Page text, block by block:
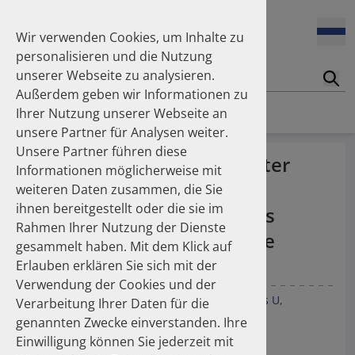
Homepage Publikationen
Feldt Sandra
Fischer Laura
Franzmann Alexandra
Freudewald Leonard G.
Friedland Kristina
Friis Robert
Ganso Matthias
Goebel Ralf
Götzinger Felix
Gradl Gabriele
Griese-Mammen Nina
Hadji Peyman
Haehling Stephan
Haidinger Gerald
Hansen Kerstin
Heinemann Axel
Heinemann Lutz
den Hausmüll?
17.04.2026
Das Potenzial des DAPI zur Unterstützung der
Apothekerkammern – Was ist das DAPI?
07.04.2026
Trends in use of antipsychotics in Germany 2014–2024: a
nationwide population-based study
25.11.2025
Increasing use of non-statin and combination lipid-
lowering therapies 2012–2025: a nationwide study
23.10.2025
Inhaler use and their carbon footprint in Germany: a 10-
year analysis (2013–2022)
“Dear Doctor” Warning Letter
(Rote-Hand-Brief) on
Hydrochlorothiazide and Its
Impact on Antihypertensive
Prescription
Mahfoud F Kieble M Enners S Werning J
Laufs U
Millenaar D Böhm M Kintscher U Schulz M
Dtsch Arztebl Int 2020; 117: 687–8.
Wir verwenden Cookies, um Inhalte zu
personalisieren und die Nutzung
unserer Webseite zu analysieren.
Außerdem geben wir Informationen zu
Ihrer Nutzung unserer Webseite an
unsere Partner für Analysen weiter.
Unsere Partner führen diese
Informationen möglicherweise mit
weiteren Daten zusammen, die Sie
ihnen bereitgestellt oder die sie im
Rahmen Ihrer Nutzung der Dienste
gesammelt haben. Mit dem Klick auf
Erlauben erklären Sie sich mit der
Verwendung der Cookies und der
Verarbeitung Ihrer Daten für die
genannten Zwecke einverstanden. Ihre
Einwilligung können Sie jederzeit mit